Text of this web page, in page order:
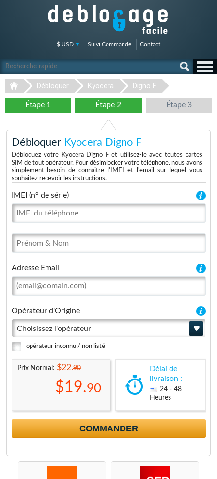
$ USD Suivi Commande Contact
Débloquer Kyocera Digno F
Étape 1 Étape 2 Étape 3
Débloquer Kyocera Digno F
Débloquez votre Kyocera Digno F et utilisez-le avec toutes cartes
SIM de tout opérateur. Pour désimlocker votre téléphone, nous avons
simplement besoin de connaitre l'IMEI et l'email sur lequel vous
souhaitez recevoir les instructions.
IMEI (n° de série)
Adresse Email
Opérateur d'Origine
Choisissez l'opérateur
opérateur inconnu / non listé
Prix Normal:$22.90
$19.90
Délai de
livraison :
24 - 48
Heures
COMMANDER